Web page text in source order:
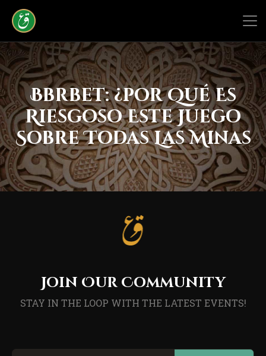
Bbrbet: ¿por Qué Es
Riesgoso Este Juego
Sobre Todas Las Minas
Join Our Community
STAY IN THE LOOP WITH THE LATEST EVENTS!